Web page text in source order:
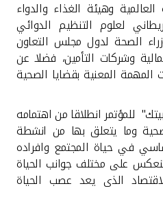
وهيئة الغذاء والدواء
لعلوم التنظيم الدوائي
الصحة لدول مجلس التعاون
وشركات التأمين، فضلا عن
المعنية بقضايا الصحية
للمؤتمر انطلاقا من اهتمامه
وما يتعلق بها من انشطة
في حياة المجتمع وافراده
على مختلف جوانب الحياة
الذى يعد عصب الحياة